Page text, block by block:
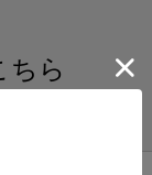
ちら
ります。